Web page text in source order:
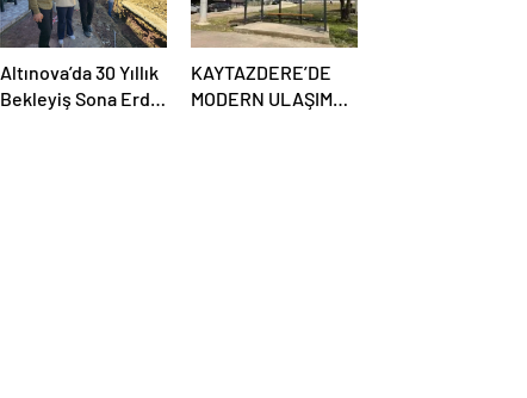
Altınova’da 30 Yıllık
Bekleyiş Sona Erdi:
KAYTAZDERE’DE
MODERN ULAŞIM